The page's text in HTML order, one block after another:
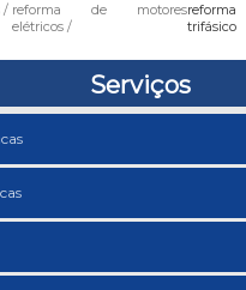
reforma de motores
elétricos
trifásico
Serviços